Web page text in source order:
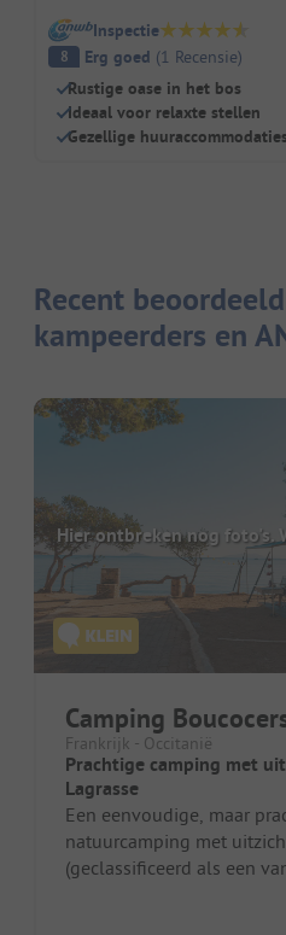
Inspectie
8 Erg goed (1 Recensie)
Rustige oase in het bos
Ideaal voor relaxte stellen
Gezellige huuraccommodaties
Recent
kampeerders en
Hier ontbreken nog foto's.
Camping
Frankrijk - Occitanië
Prachtige camping met
Lagrasse
Een eenvoudige, maar
natuurcamping met
(geclassificeerd als een